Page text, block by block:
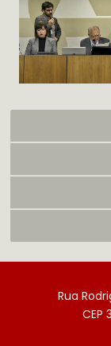
Rua
CEP